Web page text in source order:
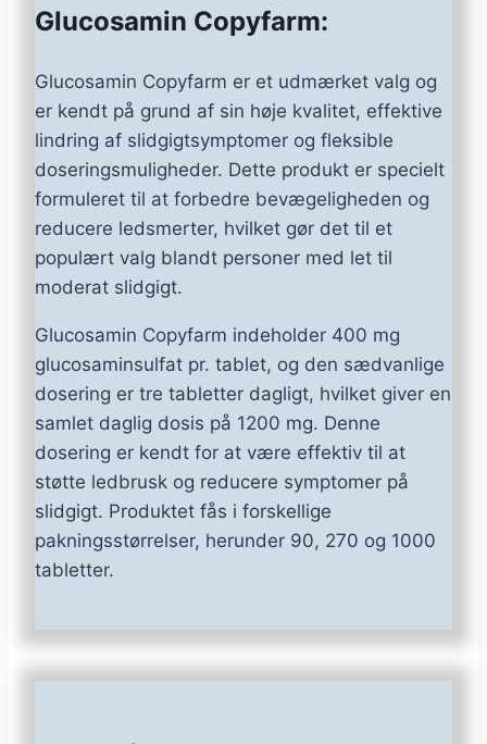
Glucosamin Copyfarm:
Glucosamin Copyfarm er et udmærket valg og
er kendt på grund af sin høje kvalitet, effektive
lindring af slidgigtsymptomer og fleksible
doseringsmuligheder. Dette produkt er specielt
formuleret til at forbedre bevægeligheden og
reducere ledsmerter, hvilket gør det til et
populært valg blandt personer med let til
moderat slidgigt.
Glucosamin Copyfarm indeholder 400 mg
glucosaminsulfat pr. tablet, og den sædvanlige
dosering er tre tabletter dagligt, hvilket giver en
samlet daglig dosis på 1200 mg. Denne
dosering er kendt for at være effektiv til at
støtte ledbrusk og reducere symptomer på
slidgigt. Produktet fås i forskellige
pakningsstørrelser, herunder 90, 270 og 1000
tabletter.